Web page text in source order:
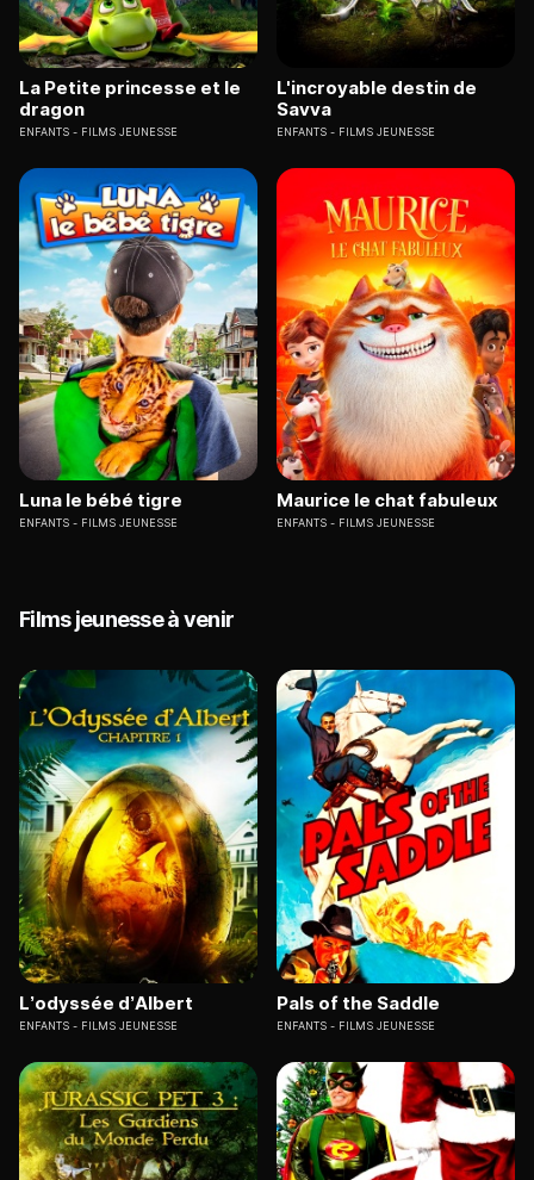
La Petite princesse et le
dragon
ENFANTS FILMS JEUNESSE
L'incroyable destin de
Savva
ENFANTS FILMS JEUNESSE
Luna le bébé tigre
ENFANTS FILMS JEUNESSE
Maurice le chat fabuleux
ENFANTS FILMS JEUNESSE
Films jeunesse à venir
L’odyssée d’Albert
ENFANTS FILMS JEUNESSE
Pals of the Saddle
ENFANTS FILMS JEUNESSE